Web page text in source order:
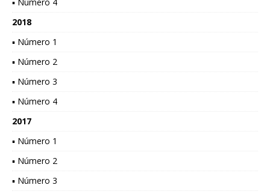
2018
▪ Número 1
▪ Número 2
▪ Número 3
▪ Número 4
2017
▪ Número 1
▪ Número 2
▪ Número 3